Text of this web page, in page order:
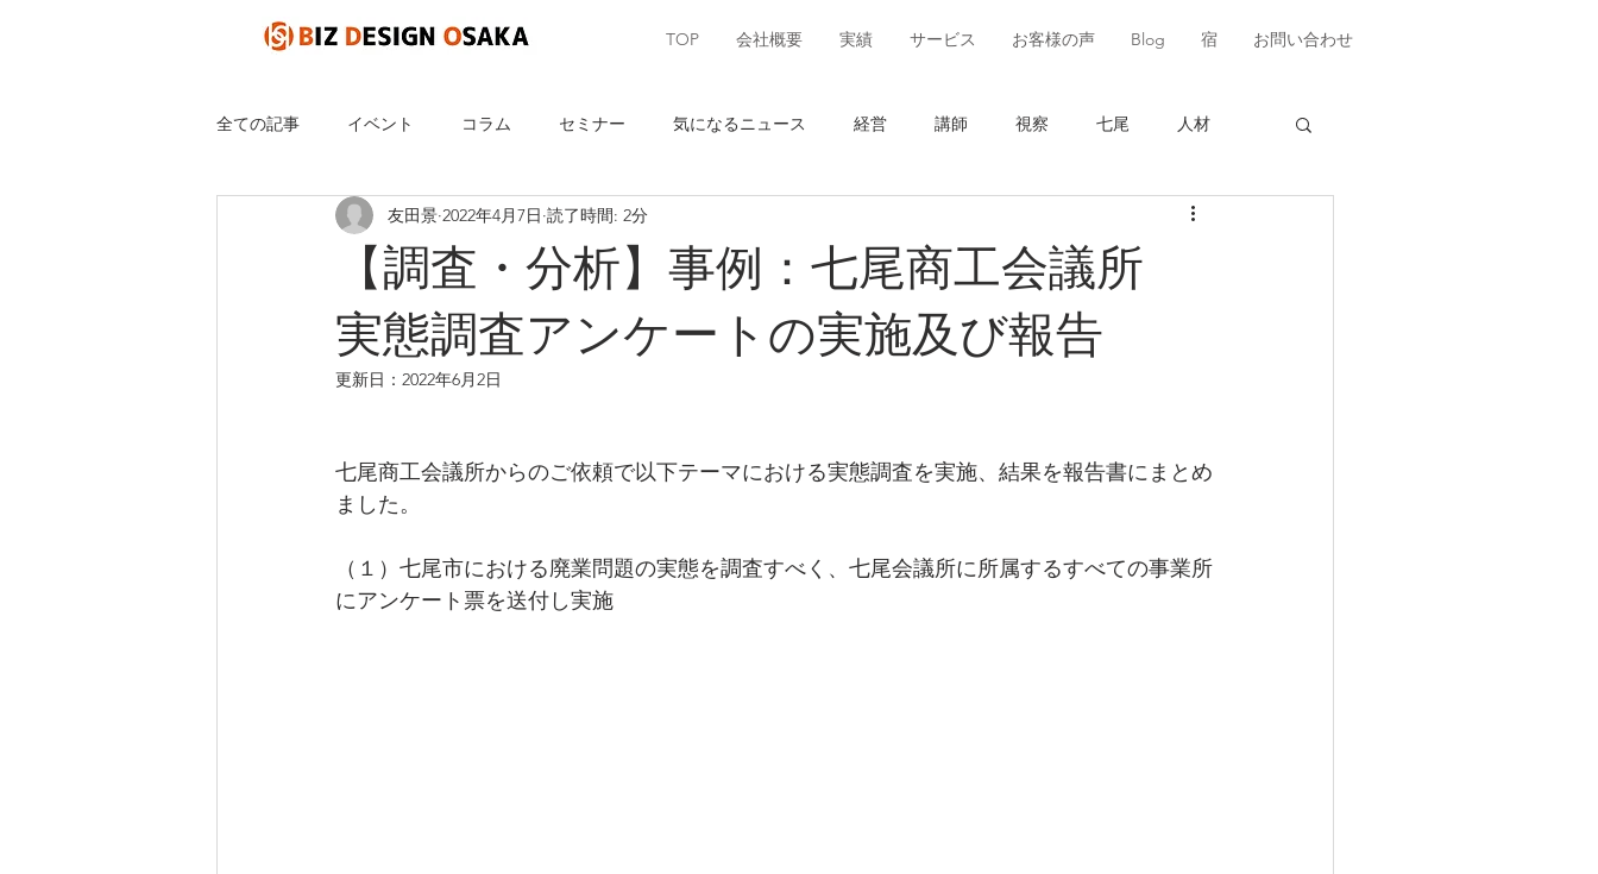
TOP 会社概要 実績 サービス お客様の声 Blog 宿 お問い合わせ
全ての記事 イベント コラム セミナー 気になるニュース 経営 講師 視察 七尾 人材
民泊 宿 群馬県 観光
【調査・分析】事例：七尾商工会議所
実態調査アンケートの実施及び報告
友田景 2022年4月7日 読了時間: 2分
更新日： 2022年6月2日
七尾商工会議所からのご依頼で以下テーマにおける実態調査を実施、結果を報告書にまとめ
ました。
（１）七尾市における廃業問題の実態を調査すべく、七尾会議所に所属するすべての事業所
にアンケート票を送付し実施